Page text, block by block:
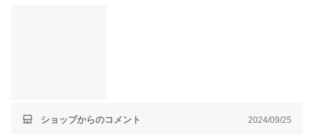
ショップからのコメント 2024/09/25